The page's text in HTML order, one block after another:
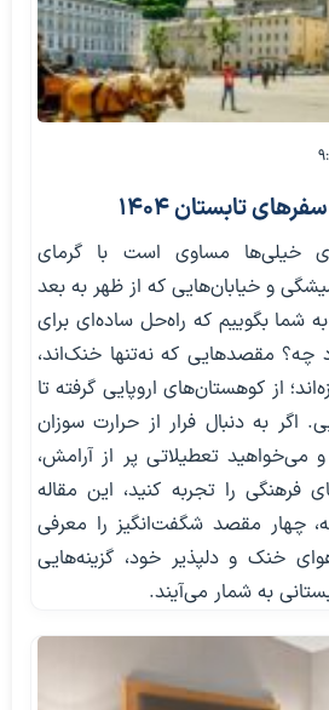
خیلی‌ها مساوی است با گرمای
و خیابان‌هایی که از ظهر به بعد
شما بگوییم که راه‌حل ساده‌ای برای
مقصدهایی که نه‌تنها خنک‌اند،
از کوهستان‌های اروپایی گرفته تا
اگر به دنبال فرار از حرارت سوزان
هستید و می‌خواهید تعطیلاتی پر از آرامش،
فرهنگی را تجربه کنید، این مقاله
چهار مقصد شگفت‌انگیز را معرفی
خنک و دلپذیر خود، گزینه‌هایی
به شمار می‌آیند.